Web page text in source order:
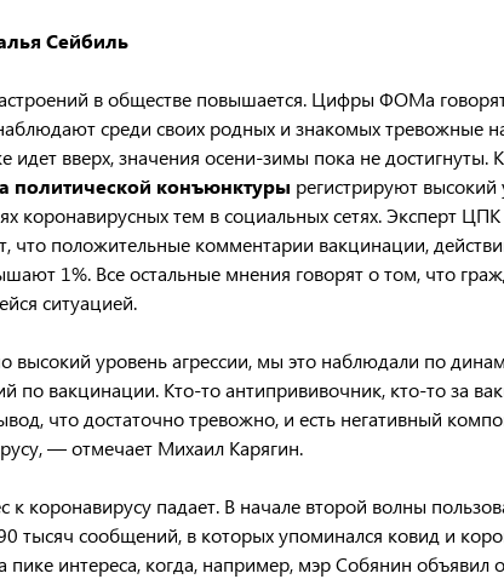
Сейбиль
в обществе повышается. Цифры ФОМа
среди своих родных и знакомых тревожные
идет вверх, значения осени-зимы пока не достигнуты.
политической конъюнктуры регистрируют высокий
коронавирусных тем в социальных сетях. Эксперт ЦПК
что положительные комментарии вакцинации,
1%. Все остальные мнения говорят о том, что
ситуацией.
высокий уровень агрессии, мы это наблюдали по
по вакцинации. Кто-то антипрививочник, кто-то за
что достаточно тревожно, и есть негативный
— отмечает Михаил Карягин.
к коронавирусу падает. В начале второй волны
тысяч сообщений, в которых упоминался ковид и
пике интереса, когда, например, мэр Собянин объявил